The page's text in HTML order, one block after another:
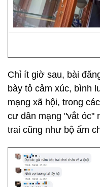
Chỉ ít giờ sau, bài
bày tỏ cảm xúc, bình
mạng xã hội, trong
cư dân mạng "vắt óc"
trai cũng như bộ ấm